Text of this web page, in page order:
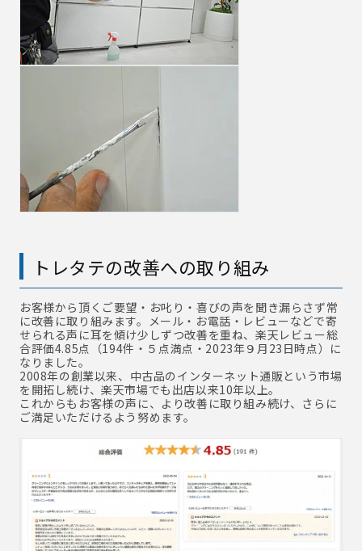
トレタテの改善への取り組み
お客様から頂くご要望・お叱り・喜びの声を聞き漏らさず常
に改善に取り組みます。メール・お電話・レビューなどで寄
せられる声に耳を傾け少しずつ改善を重ね、楽天レビュー総
合評価4.85点（194件・５点満点・2023年９月23日時点）に
なりました。
2008年の創業以来、中古品のインターネット通販という市場
を開拓し続け、楽天市場でも出店以来10年以上。
これからもお客様の声に、より改善に取り組み続け、さらに
ご満足いただけるよう努めます。